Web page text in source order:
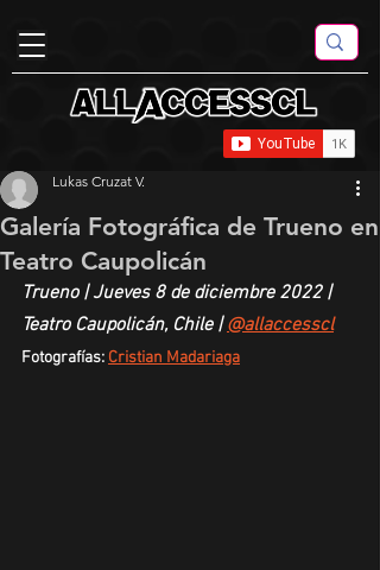
Galería Fotográfica de Trueno en
Teatro Caupolicán
Lukas Cruzat V.
Trueno | Jueves 8 de diciembre 2022 |
Teatro Caupolicán, Chile | @allaccesscl
Fotografías: Cristian Madariaga